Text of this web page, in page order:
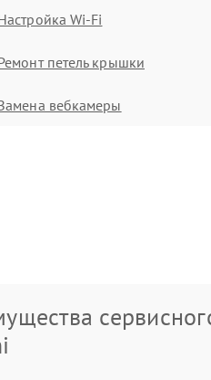
Wi-Fi
петель крышки
вебкамеры